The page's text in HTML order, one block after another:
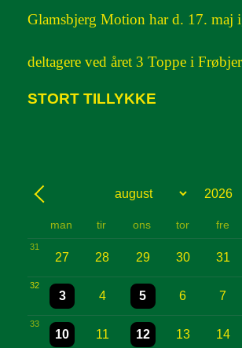
Glamsbjerg Motion har d. 17. maj
deltagere ved året 3 Toppe i
STORT TILLYKKE
Forrige - Måned
Måned
man
tir ons tor fre
31
27 28 29 30 31
32
3
One event4 5
One event6 7
33
10
One event11 12
One event13 14